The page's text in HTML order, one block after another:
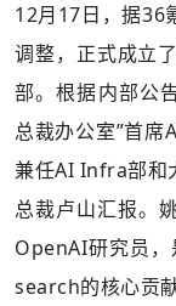
12月17日，据36
调整，正式成立
部。根据内部公
总裁办公室”首席
兼任AI Infra部和
总裁卢山汇报。
OpenAI研究员
search的核心贡献